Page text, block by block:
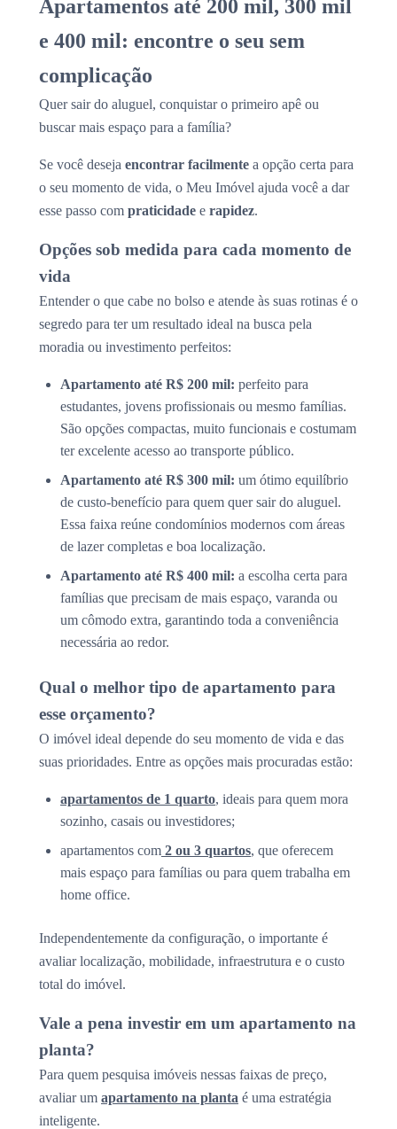
Apartamentos até 200 mil, 300 mil
e 400 mil: encontre o seu sem
complicação
Quer sair do aluguel, conquistar o primeiro apê ou
buscar mais espaço para a família?
Se você deseja encontrar facilmente a opção certa para
o seu momento de vida, o Meu Imóvel ajuda você a dar
esse passo com praticidade e rapidez.
Opções sob medida para cada momento de
vida
Entender o que cabe no bolso e atende às suas rotinas é o
segredo para ter um resultado ideal na busca pela
moradia ou investimento perfeitos:
Apartamento até R$ 200 mil: perfeito para
estudantes, jovens profissionais ou mesmo famílias.
São opções compactas, muito funcionais e costumam
ter excelente acesso ao transporte público.
Apartamento até R$ 300 mil: um ótimo equilíbrio
de custo-benefício para quem quer sair do aluguel.
Essa faixa reúne condomínios modernos com áreas
de lazer completas e boa localização.
Apartamento até R$ 400 mil: a escolha certa para
famílias que precisam de mais espaço, varanda ou
um cômodo extra, garantindo toda a conveniência
necessária ao redor.
Qual o melhor tipo de apartamento para
esse orçamento?
O imóvel ideal depende do seu momento de vida e das
suas prioridades. Entre as opções mais procuradas estão:
apartamentos de 1 quarto, ideais para quem mora
sozinho, casais ou investidores;
apartamentos com 2 ou 3 quartos, que oferecem
mais espaço para famílias ou para quem trabalha em
home office.
Independentemente da configuração, o importante é
avaliar localização, mobilidade, infraestrutura e o custo
total do imóvel.
Vale a pena investir em um apartamento na
planta?
Para quem pesquisa imóveis nessas faixas de preço,
avaliar um apartamento na planta é uma estratégia
inteligente.